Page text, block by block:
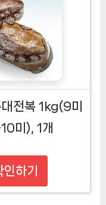
전복 1kg(9미
미), 1개
하기